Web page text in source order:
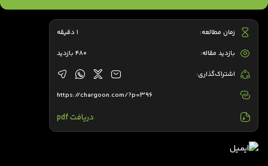
زمان مطالعه: 1 دقیقه
بازدید مقاله: 480 بازدید
اشتراک‌گذاری:
https://chargoon.com/?p=396
دریافت pdf